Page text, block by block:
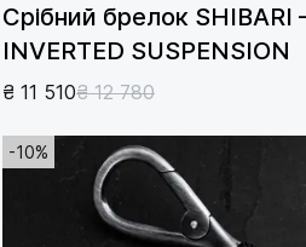
Срібний брелок SHIBARI
INVERTED SUSPENSION
₴ 11 510₴ 12 780
-10%